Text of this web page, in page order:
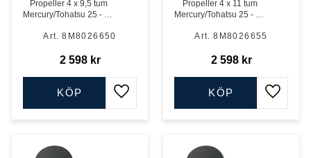
Propeller 4 x 9,5 tum
Mercury/Tohatsu 25 - 30
8M8026650
2 598kr
Lägg till i favoriter
KÖP
Propeller 4 x 11 tum
Mercury/Tohatsu 25 - 30
8M8026655
2 598kr
Lägg
KÖP